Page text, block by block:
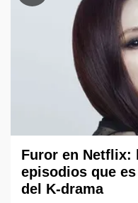
Furor en Netflix:
episodios que
del K-drama